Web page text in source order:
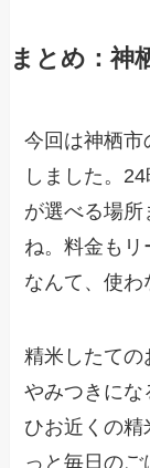
まとめ：神
今回は神栖市
しました。
が選べる場所
ね。料金もリ
なんて、使わ
精米したての
やみつきに
ひお近くの精
っと毎日の